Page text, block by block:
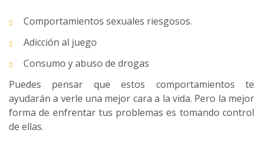
Comportamientos sexuales riesgosos.
Adicción al juego
Consumo y abuso de drogas
Puedes pensar que estos comportamientos te
ayudarán a verle una mejor cara a la vida. Pero la mejor
forma de enfrentar tus problemas es tomando control
de ellas.